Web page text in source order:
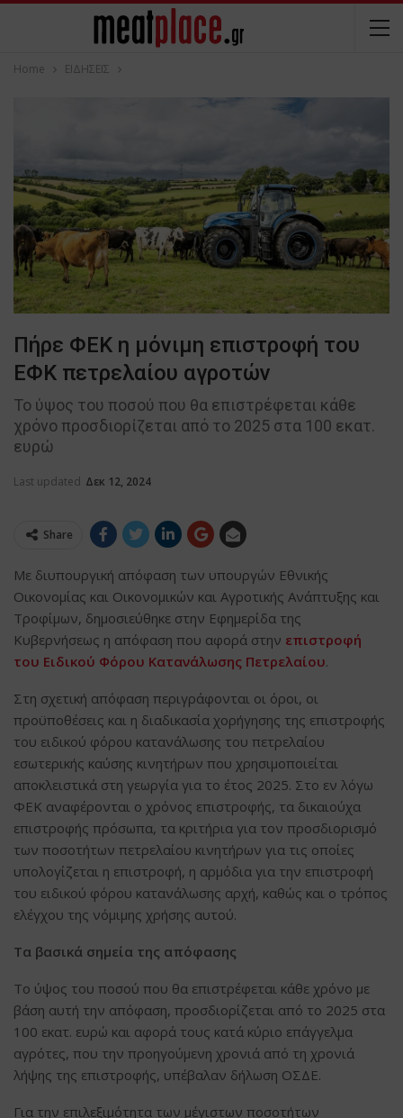
Home ΕΙΔΗΣΕΙΣ
Πήρε ΦΕΚ η μόνιμη επιστροφή του
ΕΦΚ πετρελαίου αγροτών
Το ύψος του ποσού που θα επιστρέφεται κάθε
χρόνο προσδιορίζεται από το 2025 στα 100 εκατ.
ευρώ
Last updated Δεκ 12, 2024
Share
Με διυπουργική απόφαση των υπουργών Εθνικής
Οικονομίας και Οικονομικών και Αγροτικής Ανάπτυξης και
Τροφίμων, δημοσιεύθηκε στην Εφημερίδα της
Κυβερνήσεως η απόφαση που αφορά στην επιστροφή
του Ειδικού Φόρου Κατανάλωσης Πετρελαίου.
Στη σχετική απόφαση περιγράφονται οι όροι, οι
προϋποθέσεις και η διαδικασία χορήγησης της επιστροφής
του ειδικού φόρου κατανάλωσης του πετρελαίου
εσωτερικής καύσης κινητήρων που χρησιμοποιείται
αποκλειστικά στη γεωργία για το έτος 2025. Στο εν λόγω
ΦΕΚ αναφέρονται ο χρόνος επιστροφής, τα δικαιούχα
επιστροφής πρόσωπα, τα κριτήρια για τον προσδιορισμό
των ποσοτήτων πετρελαίου κινητήρων για τις οποίες
υπολογίζεται η επιστροφή, η αρμόδια για την επιστροφή
του ειδικού φόρου κατανάλωσης αρχή, καθώς και ο τρόπος
ελέγχου της νόμιμης χρήσης αυτού.
Τα βασικά σημεία της απόφασης
Το ύψος του ποσού που θα επιστρέφεται κάθε χρόνο με
βάση αυτή την απόφαση, προσδιορίζεται από το 2025 στα
100 εκατ. ευρώ και αφορά τους κατά κύριο επάγγελμα
αγρότες, που την προηγούμενη χρονιά από τη χρονιά
λήψης της επιστροφής, υπέβαλαν δήλωση ΟΣΔΕ.
Για την επιλεξιμότητα των μέγιστων ποσοτήτων